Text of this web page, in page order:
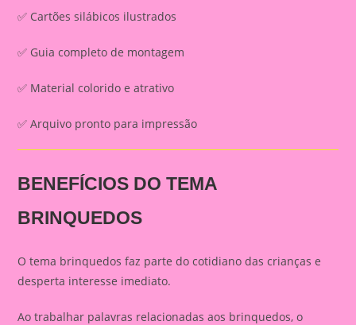
✅ Cartões silábicos ilustrados
✅ Guia completo de montagem
✅ Material colorido e atrativo
✅ Arquivo pronto para impressão
BENEFÍCIOS DO TEMA
BRINQUEDOS
O tema brinquedos faz parte do cotidiano das crianças e
desperta interesse imediato.
Ao trabalhar palavras relacionadas aos brinquedos, o